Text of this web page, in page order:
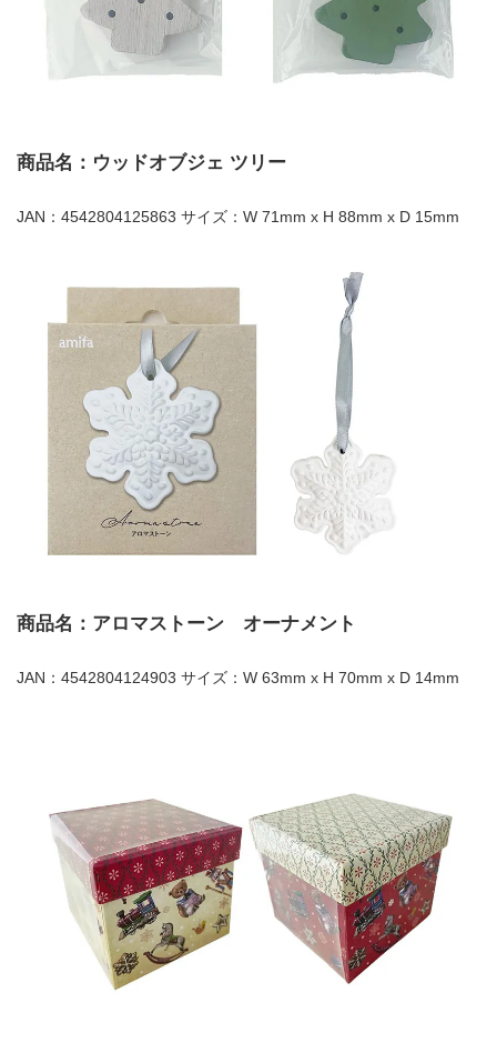
商品名：ウッドオブジェ ツリー
JAN：4542804125863 サイズ：W 71mm x H 88mm x D 15mm
商品名：アロマストーン オーナメント
JAN：4542804124903 サイズ：W 63mm x H 70mm x D 14mm